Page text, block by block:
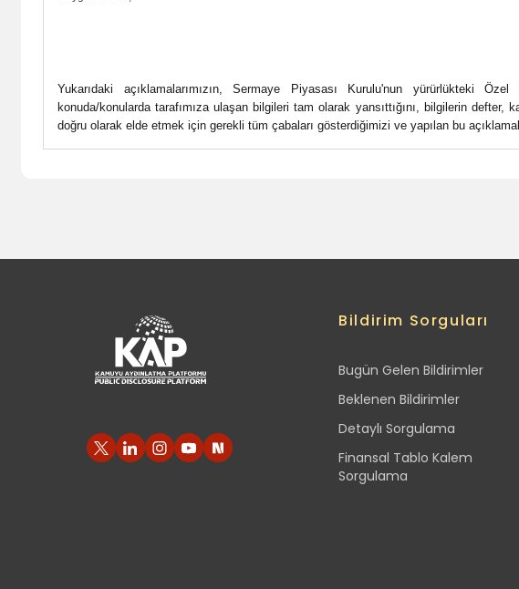
Yukarıdaki açıklamalarımızın, Sermaye Piyasası Kurulu'nun yürürlükteki
konuda/konularda tarafımıza ulaşan bilgileri tam olarak yansıttığını, bilgilerin
doğru olarak elde etmek için gerekli tüm çabaları gösterdiğimizi ve yapılan bu
Bildirim Sorguları
Bugün Gelen Bildirimler
Beklenen Bildirimler
Detaylı Sorgulama
Finansal Tablo Kalem
Sorgulama